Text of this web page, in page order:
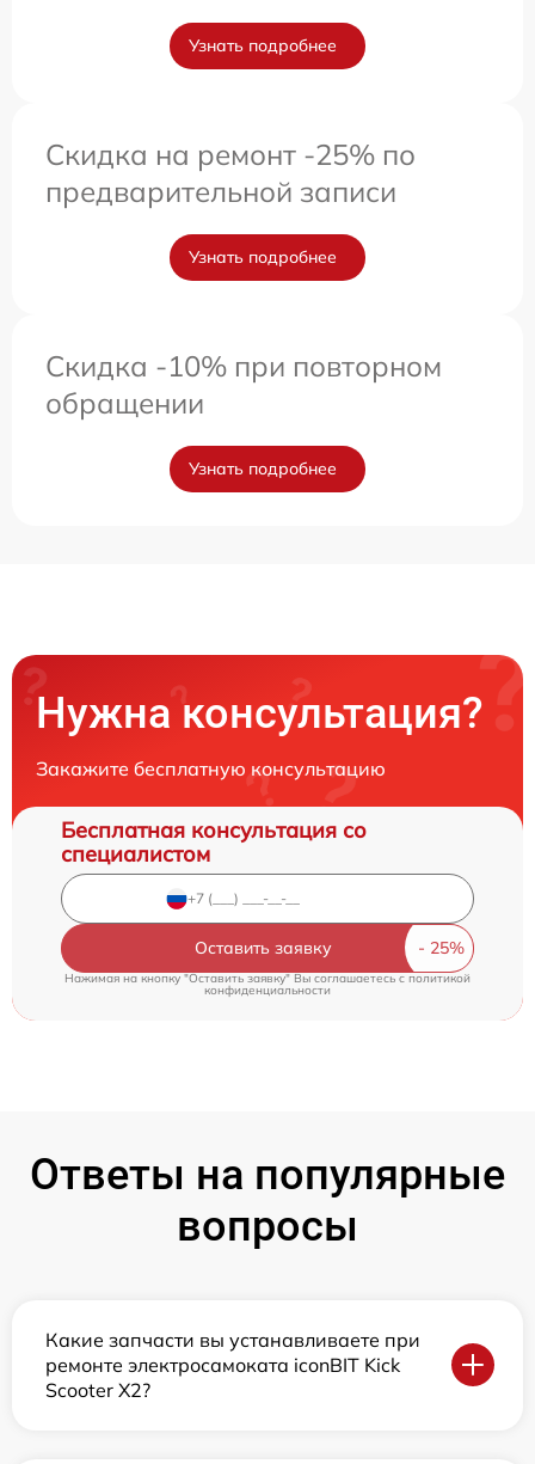
Узнать подробнее
Скидка на ремонт -25% по
предварительной записи
Узнать подробнее
Скидка -10% при повторном
обращении
Узнать подробнее
Нужна консультация?
Закажите бесплатную консультацию
Бесплатная консультация со
специалистом
Оставить заявку
Нажимая на кнопку "Оставить заявку" Вы соглашаетесь cполитикой
конфиденциальности
Ответы на популярные
вопросы
Какие запчасти вы устанавливаете при
ремонте электросамоката iconBIT Kick
Scooter X2?